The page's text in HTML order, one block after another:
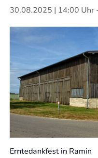
30.08.2025 | 14:00 Uhr
Erntedankfest in Ramin